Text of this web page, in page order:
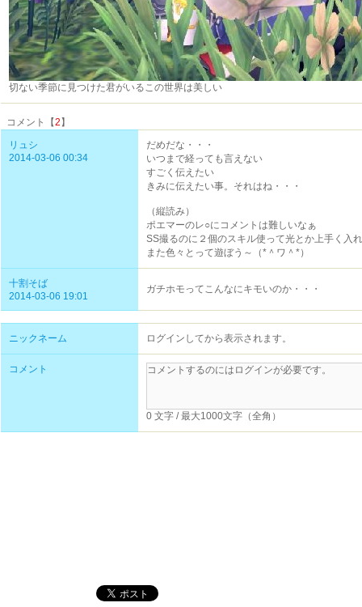
切ない季節に見つけた君がいるこの世界は美しい
コメント【2 】
リュシ
2014-03-06 00:34
だめだな・・・
いつまで経っても言えない
すごく伝えたい
きみに伝えたい事。それはね・・・
（縦読み）
ポエマーのレ○にコメントは難しいなぁ
SS撮るのに２個のスキル使って光とか上手く入
また色々とって遊ぼう～（*＾ワ＾*）
十割そば
2014-03-06 19:01
ガチホモってこんなにキモいのか・・・
ニックネーム ログインしてから表示されます。
コメント
0 文字 / 最大1000文字（全角）